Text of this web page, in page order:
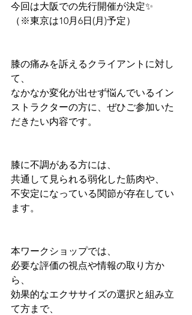
今回は大阪での先行開催が決定✨
（※東京は10月6日(月)予定）
膝の痛みを訴えるクライアントに対し
て、
なかなか変化が出せず悩んでいるイン
ストラクターの方に、ぜひご参加いた
だきたい内容です。
⁡膝に不調がある方には、
共通して見られる弱化した筋肉や、
不安定になっている関節が存在してい
ます。
⁡本ワークショップでは、
必要な評価の視点や情報の取り方か
ら、
効果的なエクササイズの選択と組み立
て方まで、